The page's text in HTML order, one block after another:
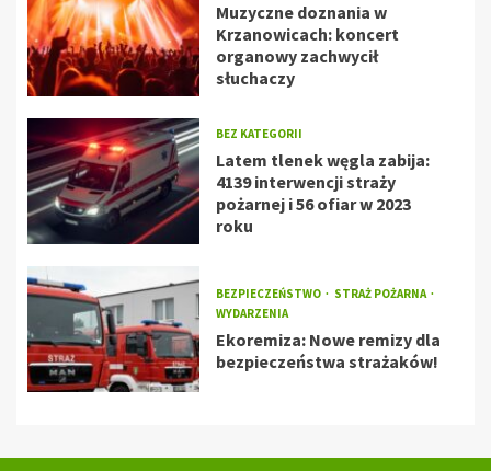
Muzyczne doznania w
Krzanowicach: koncert
organowy zachwycił
słuchaczy
BEZ KATEGORII
Latem tlenek węgla zabija:
4139 interwencji straży
pożarnej i 56 ofiar w 2023
roku
BEZPIECZEŃSTWO
STRAŻ POŻARNA
WYDARZENIA
Ekoremiza: Nowe remizy dla
bezpieczeństwa strażaków!